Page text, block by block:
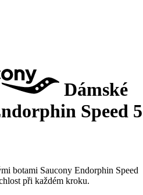
Dámské
Speed 5
botami Saucony Endorphin Speed
při každém kroku.